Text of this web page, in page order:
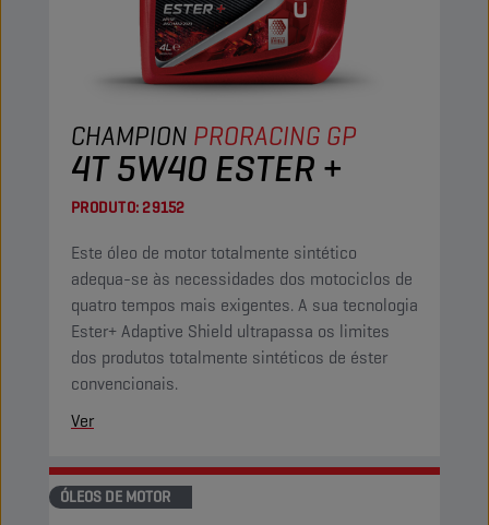
CHAMPION PRORACING GP
4T 5W40 ESTER +
PRODUTO:29152
Este óleo de motor totalmente sintético
adequa-se às necessidades dos motociclos de
quatro tempos mais exigentes. A sua tecnologia
Ester+ Adaptive Shield ultrapassa os limites
dos produtos totalmente sintéticos de éster
convencionais.
Ver
ÓLEOS DE MOTOR